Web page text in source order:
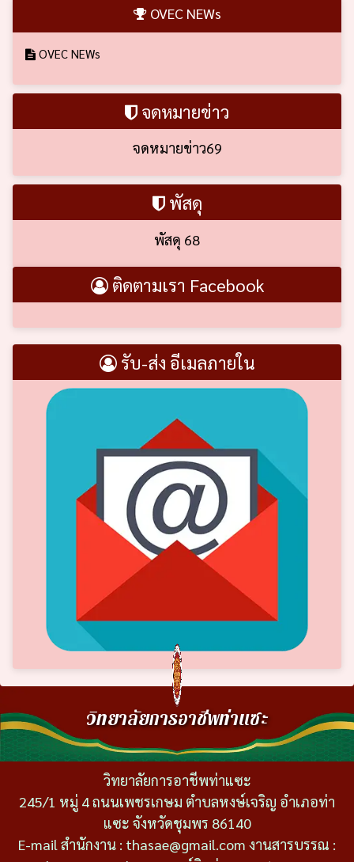
OVEC NEWs
OVEC NEWs
จดหมายข่าว
จดหมายข่าว69
พัสดุ
พัสดุ 68
ติดตามเรา Facebook
รับ-ส่ง อีเมลภายใน
วิทยาลัยการอาชีพท่าแซะ
วิทยาลัยการอาชีพท่าแซะ
245/1 หมู่ 4 ถนนเพชรเกษม ตำบลหงษ์เจริญ อำเภอท่า
แซะ จังหวัดชุมพร 86140
E-mail สำนักงาน : thasae@gmail.com งานสารบรรณ :